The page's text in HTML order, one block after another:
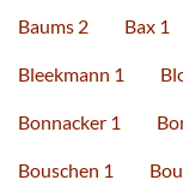
Baums 2 Bax 1
Bleekmann 1
Bonnacker 1
Bouschen 1